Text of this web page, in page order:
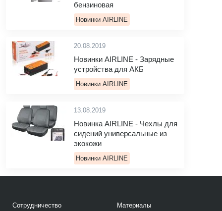
бензиновая
Новинки AIRLINE
20.08.2019
Новинки AIRLINE - Зарядные
устройства для АКБ
Новинки AIRLINE
13.08.2019
Новинка AIRLINE - Чехлы для
сидений универсальные из
экокожи
Новинки AIRLINE
Сотрудничество Материалы